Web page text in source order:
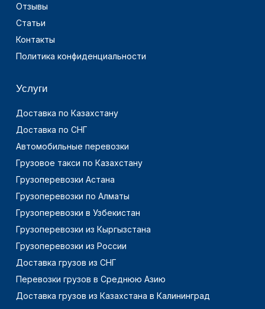
Отзывы
Статьи
Контакты
Политика конфиденциальности
Услуги
Доставка по Казахстану
Доставка по СНГ
Автомобильные перевозки
Грузовое такси по Казахстану
Грузоперевозки Астана
Грузоперевозки по Алматы
Грузоперевозки в Узбекистан
Грузоперевозки из Кыргызстана
Грузоперевозки из России
Доставка грузов из СНГ
Перевозки грузов в Среднюю Азию
Доставка грузов из Казахстана в Калининград